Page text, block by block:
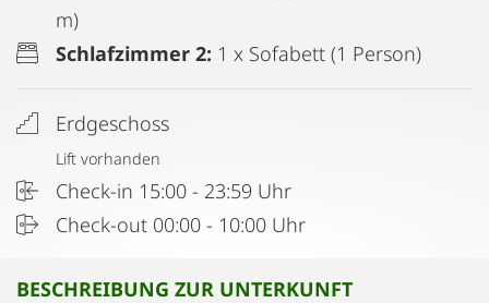
m)
Schlafzimmer 2: 1 x Sofabett (1 Person)
Erdgeschoss
Lift vorhanden
Check-in 15:00 - 23:59 Uhr
Check-out 00:00 - 10:00 Uhr
BESCHREIBUNG ZUR UNTERKUNFT